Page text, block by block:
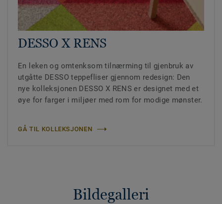
DESSO X RENS
En leken og omtenksom tilnærming til gjenbruk av
utgåtte DESSO teppefliser gjennom redesign: Den
nye kolleksjonen DESSO X RENS er designet med et
øye for farger i miljøer med rom for modige mønster.
GÅ TIL KOLLEKSJONEN
Bildegalleri